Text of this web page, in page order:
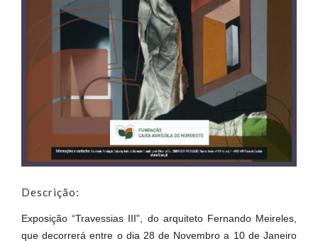
Descrição:
Exposição “Travessias III", do arquiteto Fernando Meireles,
que decorrerá entre o dia 28 de Novembro a 10 de Janeiro